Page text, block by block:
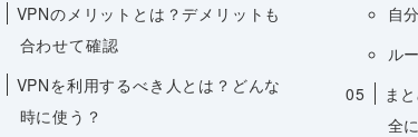
VPNのメリットとは？デメリットも
合わせて確認
VPNを利用するべき人とは？どんな
時に使う？
自
ル
05
ま
全